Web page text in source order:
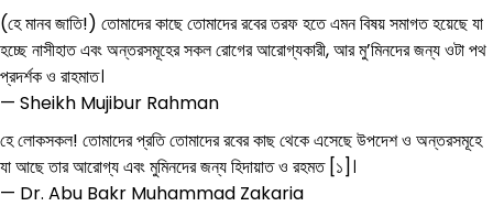
(হে মানব জাতি!) তোমাদের কাছে তোমাদের রবের তরফ হতে এমন বিষয় সমাগত হয়েছে যা
হচ্ছে নাসীহাত এবং অন্তরসমূহের সকল রোগের আরোগ্যকারী, আর মু’মিনদের জন্য ওটা পথ
প্রদর্শক ও রাহমাত।
— Sheikh Mujibur Rahman
হে লোকসকল! তোমাদের প্রতি তোমাদের রবের কাছ থেকে এসেছে উপদেশ ও অন্তরসমূহে
যা আছে তার আরোগ্য এবং মুমিনদের জন্য হিদায়াত ও রহমত [১]।
— Dr. Abu Bakr Muhammad Zakaria